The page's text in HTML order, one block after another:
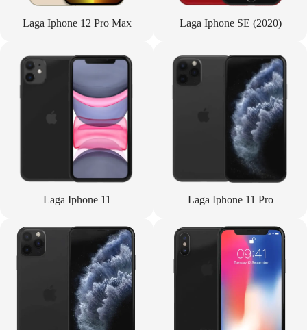
Laga Iphone 12 Pro Max Laga Iphone SE (2020)
Laga Iphone 11 Laga Iphone 11 Pro